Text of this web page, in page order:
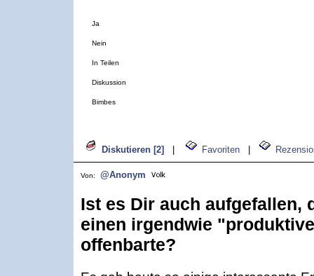
Ja
Nein
In Teilen
Diskussion
Bimbes
Diskutieren [2] Favoriten
Von: @Anonym
Ist es Dir auch aufgefallen,
einen irgendwie
offenbarte?